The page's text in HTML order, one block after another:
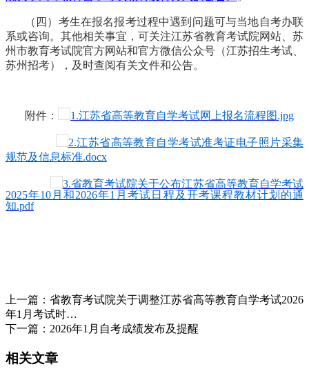
（四） 考生在报名报考过程中遇到问题可与当地自考办联
系或咨询。其他相关事宜，可关注江苏省教育考试院网站、苏
州市教育考试院官方网站和官方微信公众号（江苏招生考试、
苏州招考），及时查阅有关文件和公告。
附件： 1.江苏省高等教育自学考试网上报名流程图.jpg
2.江苏省高等教育自学考试准考证电子照片采集
规范及信息标准.docx
3.省教育考试院关于公布江苏省高等教育自学考试
2025年10月和2026年1月考试日程及开考课程教材计划的通
知.pdf
上一篇： 省教育考试院关于调整江苏省高等教育自学考试2026
年1月考试时…
下一篇： 2026年1月自考成绩发布及提醒
相关文章